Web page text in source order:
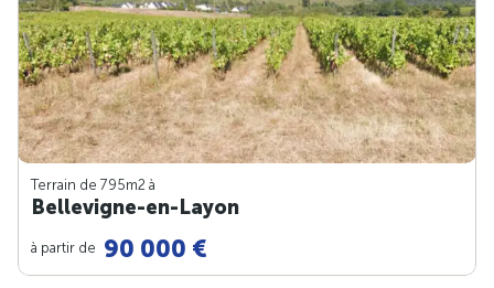
Terrain de 795m2 à
Bellevigne-en-Layon
à partir de 90 000 €